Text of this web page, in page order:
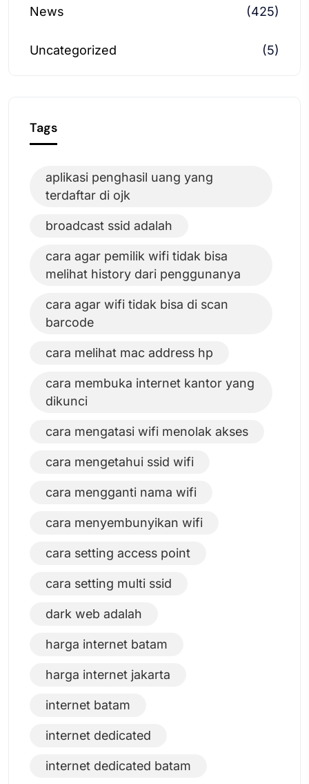
News (425)
Uncategorized (5)
Tags
aplikasi penghasil uang yang
terdaftar di ojk
broadcast ssid adalah
cara agar pemilik wifi tidak bisa
melihat history dari penggunanya
cara agar wifi tidak bisa di scan
barcode
cara melihat mac address hp
cara membuka internet kantor yang
dikunci
cara mengatasi wifi menolak akses
cara mengetahui ssid wifi
cara mengganti nama wifi
cara menyembunyikan wifi
cara setting access point
cara setting multi ssid
dark web adalah
harga internet batam
harga internet jakarta
internet batam
internet dedicated
internet dedicated batam